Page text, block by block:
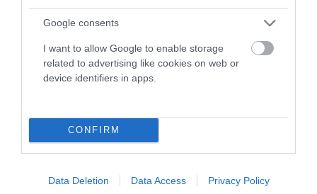
Google consents
I want to allow Google to enable storage
related to advertising like cookies on web or
device identifiers in apps.
CONFIRM
Data Deletion Data Access Privacy Policy
ΤΕΛΕΥΤΑΙΑ ΝΕΑ